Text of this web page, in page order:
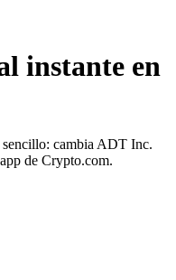
instante en
sencillo: cambia ADT Inc.
de Crypto.com.